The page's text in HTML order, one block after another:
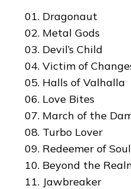
01. Dragonaut
02. Metal Gods
03. Devil’s Child
04. Victim of
05. Halls of Valhalla
06. Love Bites
07. March of the
08. Turbo Lover
09. Redeemer of
10. Beyond the
11. Jawbreaker